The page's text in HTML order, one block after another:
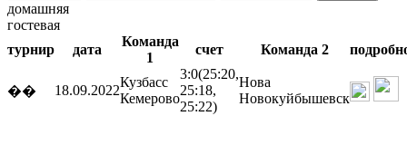
домашняя
гостевая
турнир
дата
Команда
1
счет Команда 2
�� 18.09.2022
Кузбасс
Кемерово
3:0(25:20,
25:18,
25:22)
Нова
Новокуйбышевск